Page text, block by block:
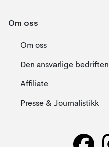
Om oss
Om oss
Den ansvarlige bedriften
Affiliate
Presse & Journalistikk